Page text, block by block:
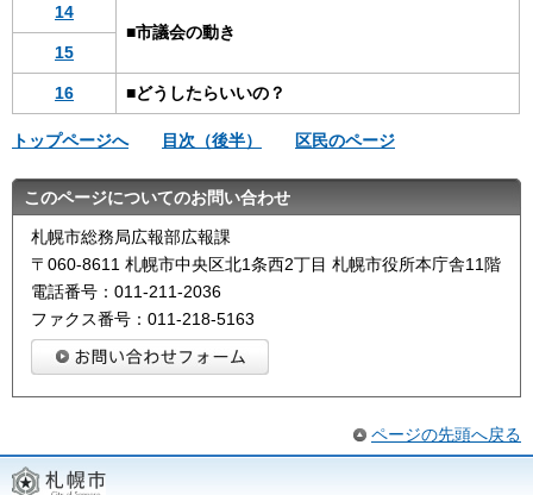
14
■市議会の動き
15
16 ■どうしたらいいの？
トップページへ 目次（後半） 区民のページ
このページについてのお問い合わせ
札幌市総務局広報部広報課
〒060-8611 札幌市中央区北1条西2丁目 札幌市役所本庁舎11階
電話番号：011-211-2036
ファクス番号：011-218-5163
ページの先頭へ戻る